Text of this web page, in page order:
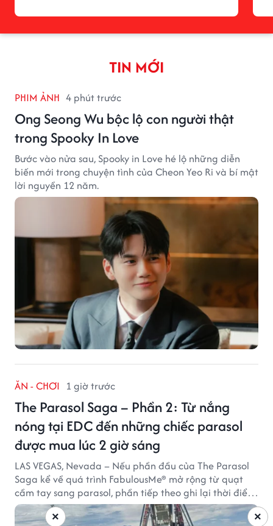
TIN MỚI
PHIM ẢNH 4 phút trước
Ong Seong Wu bộc lộ con người thật
trong Spooky In Love
Bước vào nửa sau, Spooky in Love hé lộ những diễn
biến mới trong chuyện tình của Cheon Yeo Ri và bí mật
lời nguyền 12 năm.
ĂN - CHƠI 1 giờ trước
The Parasol Saga – Phần 2: Từ nắng
nóng tại EDC đến những chiếc parasol
được mua lúc 2 giờ sáng
LAS VEGAS, Nevada – Nếu phần đầu của The Parasol
Saga kể về quá trình FabulousMe® mở rộng từ quạt
cầm tay sang parasol, phần tiếp theo ghi lại thời điểm
sản phẩm được thị trường đón nhận và dần vượt khỏi
công năng che nắng thông thường.
×
×